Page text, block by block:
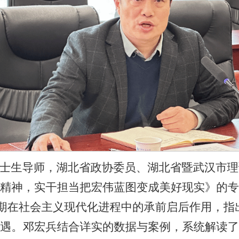
生导师，湖北省政协委员、湖北省暨武汉市
神，实干担当把宏伟蓝图变成美好现实》的
在社会主义现代化进程中的承前启后作用，
。邓宏兵结合详实的数据与案例，系统解读